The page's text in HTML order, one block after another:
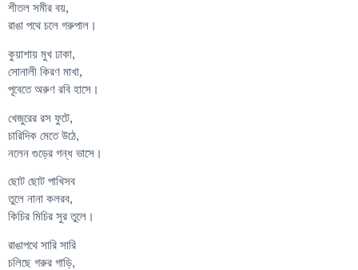
শীতল সমীর বয়,
রাঙা পথে চলে গরুপাল।
কুয়াশায় মুখ ঢাকা,
সোনালী কিরণ মাখা,
পূবেতে অরুণ রবি হাসে।
খেজুরের রস ফুটে,
চারিদিক মেতে উঠে,
নলেন গুড়ের গন্ধ ভাসে।
ছোট ছোট পাখিসব
তুলে নানা কলরব,
কিচির মিচির সুর তুলে।
রাঙাপথে সারি সারি
চলিছে গরুর গাড়ি,